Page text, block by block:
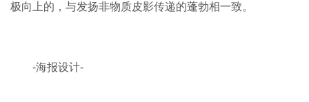
极向上的，与发扬非物质皮影传递的蓬勃相一致。
-海报设计-